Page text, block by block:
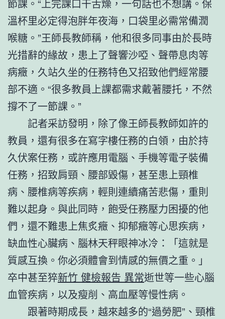
節課。“上完課口干舌燥，一句話也不想講。保
溫杯里必定得泡胖年夜海，口袋里必需常備潤
喉糖。”王師長教師稱，他和很多同事由於長時
光措辭的緣故，患上了聲響沙啞、聲帶息肉等
病癥，久站久坐的任務特色又招致他們經常腰
部不適。“很多教員上課都需求戴著腰托，不然
撐不了一節課。”
記者采訪發明，除了像王師長教師如許的
教員，還有很多在寫字樓任務的白領，由於持
久伏案任務，或許應用電腦、手機等電子裝備
任務，招致肩頸、腰部毀傷，甚至患上頸椎
病、腰椎病等疾病，輕則連續痛苦悲傷，重則
難以起身。與此同時，飽受任務壓力困擾的他
們，還不難患上焦炙癥、抑郁癥等心思疾病，
缺血性心臟病、腦林天秤眼神冰冷：「這就是
質感互換。你必須體會到情感的無價之重。」
卒中甚至猝新竹 健檢報告 異常逝世等一些心腦
血管疾病，以及瘦削、高血壓等慢性病。
跟著時期成長，越來越多的“過勞肥”、頸椎